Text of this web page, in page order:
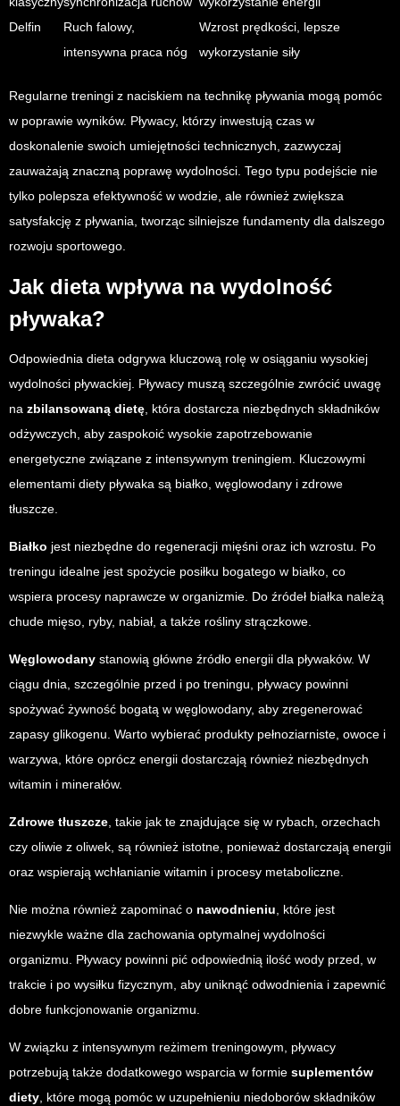
Delfin
Ruch falowy,
intensywna praca nóg
Wzrost prędkości, lepsze
wykorzystanie siły
Regularne treningi z naciskiem na technikę pływania mogą pomóc
w poprawie wyników. Pływacy, którzy inwestują czas w
doskonalenie swoich umiejętności technicznych, zazwyczaj
zauważają znaczną poprawę wydolności. Tego typu podejście nie
tylko polepsza efektywność w wodzie, ale również zwiększa
satysfakcję z pływania, tworząc silniejsze fundamenty dla dalszego
rozwoju sportowego.
Jak dieta wpływa na wydolność
pływaka?
Odpowiednia dieta odgrywa kluczową rolę w osiąganiu wysokiej
wydolności pływackiej. Pływacy muszą szczególnie zwrócić uwagę
na zbilansowaną dietę, która dostarcza niezbędnych składników
odżywczych, aby zaspokoić wysokie zapotrzebowanie
energetyczne związane z intensywnym treningiem. Kluczowymi
elementami diety pływaka są białko, węglowodany i zdrowe
tłuszcze.
Białko jest niezbędne do regeneracji mięśni oraz ich wzrostu. Po
treningu idealne jest spożycie posiłku bogatego w białko, co
wspiera procesy naprawcze w organizmie. Do źródeł białka należą
chude mięso, ryby, nabiał, a także rośliny strączkowe.
Węglowodany stanowią główne źródło energii dla pływaków. W
ciągu dnia, szczególnie przed i po treningu, pływacy powinni
spożywać żywność bogatą w węglowodany, aby zregenerować
zapasy glikogenu. Warto wybierać produkty pełnoziarniste, owoce i
warzywa, które oprócz energii dostarczają również niezbędnych
witamin i minerałów.
Zdrowe tłuszcze, takie jak te znajdujące się w rybach, orzechach
czy oliwie z oliwek, są również istotne, ponieważ dostarczają energii
oraz wspierają wchłanianie witamin i procesy metaboliczne.
Nie można również zapominać o nawodnieniu, które jest
niezwykle ważne dla zachowania optymalnej wydolności
organizmu. Pływacy powinni pić odpowiednią ilość wody przed, w
trakcie i po wysiłku fizycznym, aby uniknąć odwodnienia i zapewnić
dobre funkcjonowanie organizmu.
W związku z intensywnym reżimem treningowym, pływacy
potrzebują także dodatkowego wsparcia w formie suplementów
diety, które mogą pomóc w uzupełnieniu niedoborów składników